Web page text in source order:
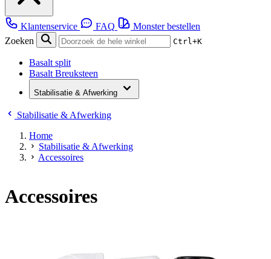
Klantenservice FAQ
Monster bestellen
Zoeken
Ctrl+K
Basalt split
Basalt Breuksteen
Stabilisatie & Afwerking
Stabilisatie & Afwerking
Home
Stabilisatie & Afwerking
Accessoires
Accessoires